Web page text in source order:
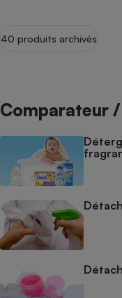
40 produits archivés
Comparateur